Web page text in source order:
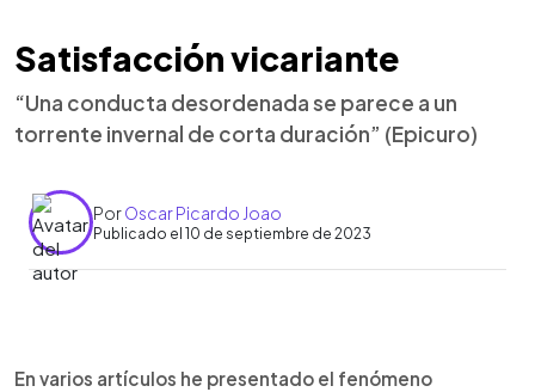
Satisfacción vicariante
“Una conducta desordenada se parece a un
torrente invernal de corta duración” (Epicuro)
PorOscar Picardo Joao
Publicado el 10 de septiembre de 2023
► Escuchar artículo
En varios artículos he presentado el fenómeno